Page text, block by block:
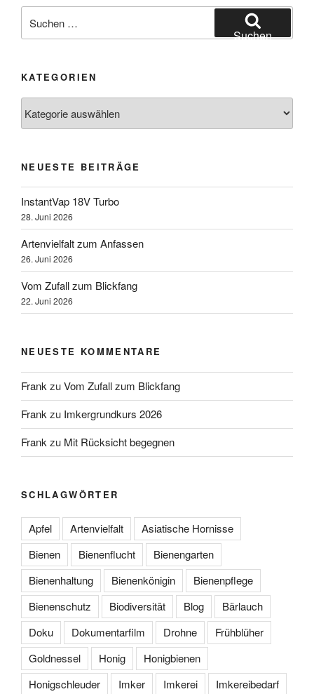
nach:
Suchen
KATEGORIEN
NEUESTE BEITRÄGE
InstantVap 18V Turbo
28. Juni 2026
Artenvielfalt zum Anfassen
26. Juni 2026
Vom Zufall zum Blickfang
22. Juni 2026
NEUESTE KOMMENTARE
FrankzuVom Zufall zum Blickfang
Frankzu Imkergrundkurs 2026
Frankzu Mit Rücksicht begegnen
SCHLAGWÖRTER
Apfel Artenvielfalt
Asiatische Hornisse
Bienen
Bienenflucht
Bienengarten
Bienenhaltung
Bienenkönigin
Bienenpflege
Bienenschutz
Biodiversität Blog
Bärlauch
Doku
Dokumentarfilm Drohne
Frühblüher
Goldnessel
Honig
Honigbienen
Honigschleuder
Imker Imkerei
Imkereibedarf